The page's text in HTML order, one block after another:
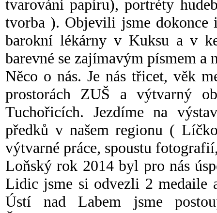
tvarování papíru), portréty
tvorba ). Objevili jsme dokonce
barokní lékárny v Kuksu a v
barevné se zajímavým písmem
Něco o nás. Je nás třicet, věk
prostorách ZUŠ a výtvarný
Tuchořicích. Jezdíme na
předků v našem regionu (
výtvarné práce, spoustu
Loňský rok 2014 byl pro nás
Lidic jsme si odvezli 2 medaile
Ústí nad Labem jsme